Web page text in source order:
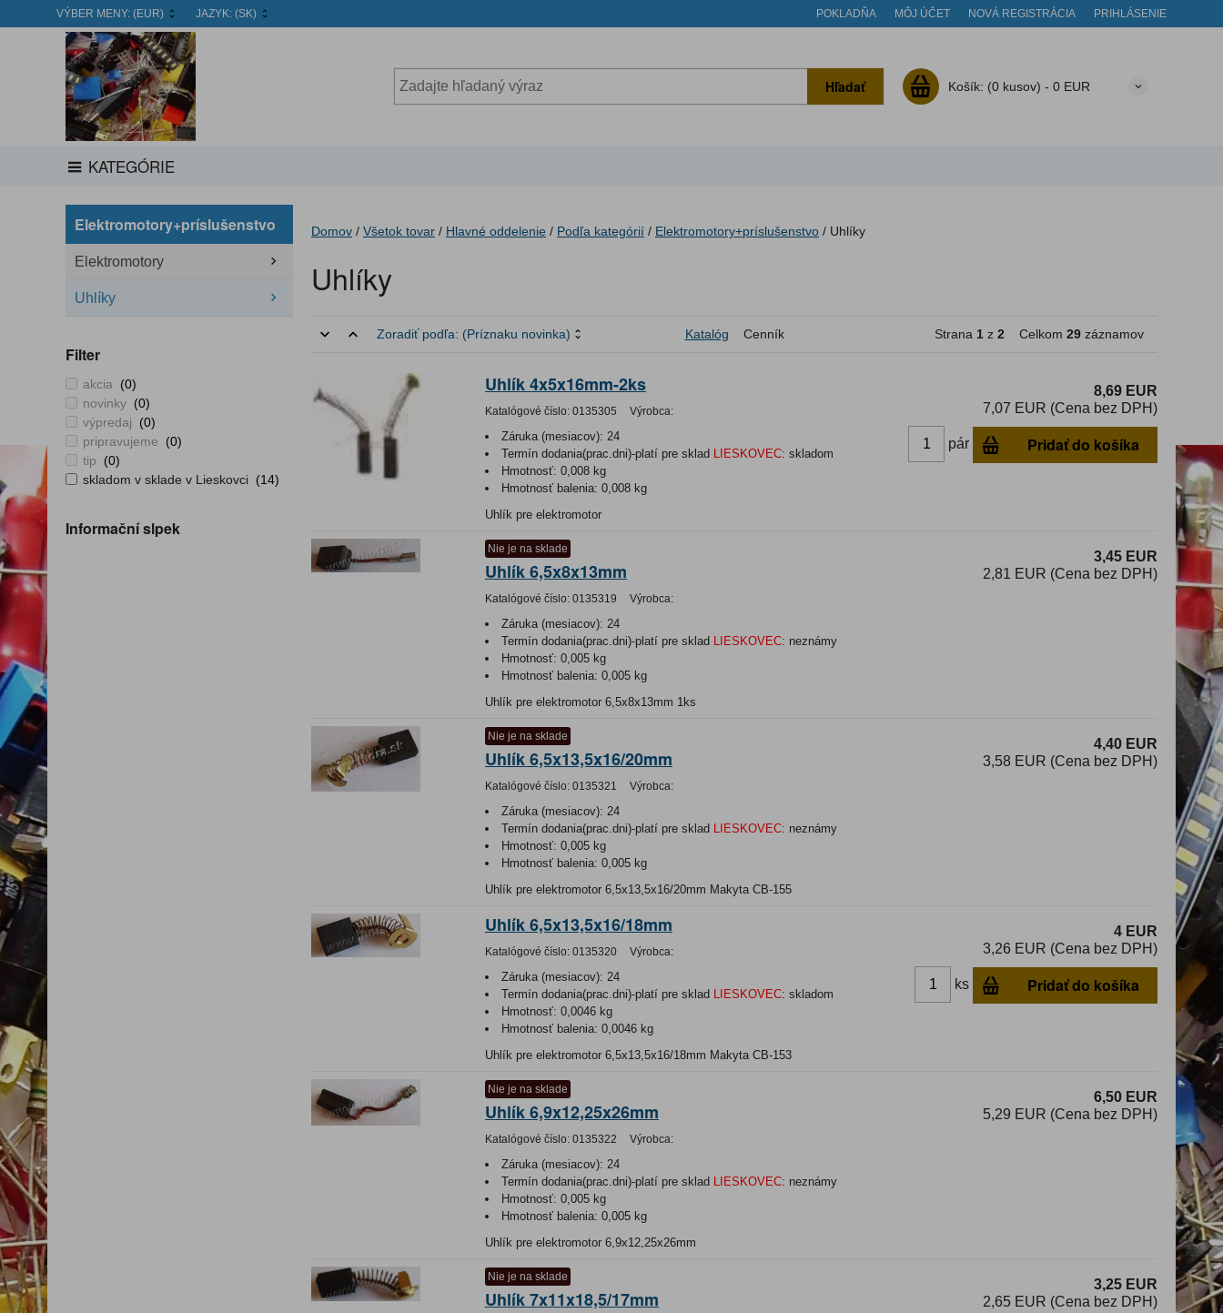
VÝBER MENY: (EUR) JAZYK: (SK) POKLADŇA MÔJ ÚČET NOVÁ REGISTRÁCIA PRIHLÁSENIE
Hľadať Košík: (0 kusov) - 0 EUR
KATEGÓRIE
Elektromotory+príslušenstvo
Elektromotory
Uhlíky
Filter
akcia
(0)
novinky (0)
výpredaj
(0)
pripravujeme
(0)
tip
(0)
skladom v sklade v Lieskovci (14)
Informační slpek
Domov / Všetok tovar / Hlavné oddelenie / Podľa kategórií / Elektromotory+príslušenstvo / Uhlíky
Uhlíky
Zoradiť podľa: (Príznaku novinka) Katalóg Cenník Strana 1 z 2 Celkom 29 záznamov
Uhlík 4x5x16mm-2ks
Katalógové číslo: 0135305 Výrobca:
Záruka (mesiacov): 24
Termín dodania(prac.dni)-platí pre sklad LIESKOVEC: skladom
Hmotnosť: 0,008 kg
Hmotnosť balenia: 0,008 kg
Uhlík pre elektromotor
8,69 EUR
7,07 EUR (Cena bez DPH)
pár Pridať do košíka
Nie je na sklade
Uhlík 6,5x8x13mm
Katalógové číslo: 0135319 Výrobca:
Záruka (mesiacov): 24
Termín dodania(prac.dni)-platí pre sklad LIESKOVEC: neznámy
Hmotnosť: 0,005 kg
Hmotnosť balenia: 0,005 kg
Uhlík pre elektromotor 6,5x8x13mm 1ks
3,45 EUR
2,81 EUR (Cena bez DPH)
Nie je na sklade
Uhlík 6,5x13,5x16/20mm
Katalógové číslo: 0135321 Výrobca:
Záruka (mesiacov): 24
Termín dodania(prac.dni)-platí pre sklad LIESKOVEC: neznámy
Hmotnosť: 0,005 kg
Hmotnosť balenia: 0,005 kg
Uhlík pre elektromotor 6,5x13,5x16/20mm Makyta CB-155
4,40 EUR
3,58 EUR (Cena bez DPH)
Uhlík 6,5x13,5x16/18mm
Katalógové číslo: 0135320 Výrobca:
Záruka (mesiacov): 24
Termín dodania(prac.dni)-platí pre sklad LIESKOVEC: skladom
Hmotnosť: 0,0046 kg
Hmotnosť balenia: 0,0046 kg
Uhlík pre elektromotor 6,5x13,5x16/18mm Makyta CB-153
4 EUR
3,26 EUR (Cena bez DPH)
ks Pridať do košíka
Nie je na sklade
Uhlík 6,9x12,25x26mm
Katalógové číslo: 0135322 Výrobca:
Záruka (mesiacov): 24
Termín dodania(prac.dni)-platí pre sklad LIESKOVEC: neznámy
Hmotnosť: 0,005 kg
Hmotnosť balenia: 0,005 kg
Uhlík pre elektromotor 6,9x12,25x26mm
6,50 EUR
5,29 EUR (Cena bez DPH)
Nie je na sklade
Uhlík 7x11x18,5/17mm
3,25 EUR
2,65 EUR (Cena bez DPH)